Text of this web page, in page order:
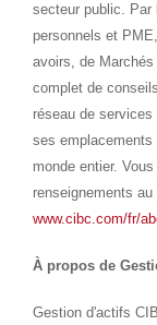
secteur public. Par
personnels et
avoirs, de
complet de
réseau de
ses
monde entier.
renseignements
www.cibc.com/fr/
À propos de
Gestion d'actifs